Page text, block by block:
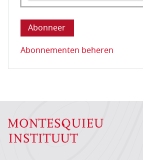
Deze vraag is om te
Abonnementen beheren